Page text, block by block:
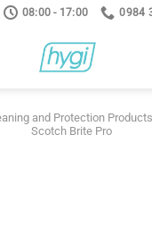
08:00 - 17:00 0984
and Protection Products
Scotch Brite Pro